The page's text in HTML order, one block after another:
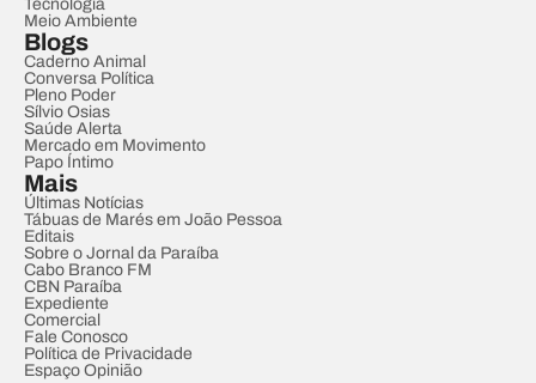
Tecnologia
Meio Ambiente
Blogs
Caderno Animal
Conversa Política
Pleno Poder
Sílvio Osias
Saúde Alerta
Mercado em Movimento
Papo Íntimo
Mais
Últimas Notícias
Tábuas de Marés em João Pessoa
Editais
Sobre o Jornal da Paraíba
Cabo Branco FM
CBN Paraíba
Expediente
Comercial
Fale Conosco
Política de Privacidade
Espaço Opinião